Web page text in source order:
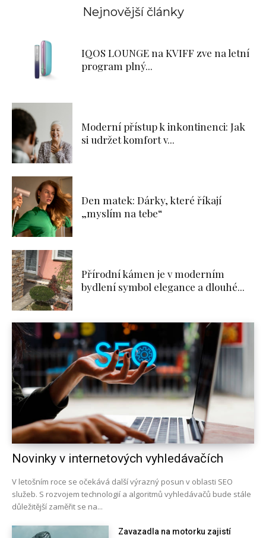
Nejnovější články
IQOS LOUNGE na KVIFF zve na letní
program plný...
Moderní přístup k inkontinenci: Jak
si udržet komfort v...
Den matek: Dárky, které říkají
„myslím na tebe“
Přírodní kámen je v moderním
bydlení symbol elegance a dlouhé...
Novinky v internetových vyhledávačích
V letošním roce se očekává další výrazný posun v oblasti SEO
služeb. S rozvojem technologií a algoritmů vyhledávačů bude stále
důležitější zaměřit se na...
Zavazadla na motorku zajistí